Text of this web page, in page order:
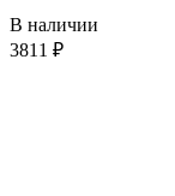
В наличии
3811 ₽